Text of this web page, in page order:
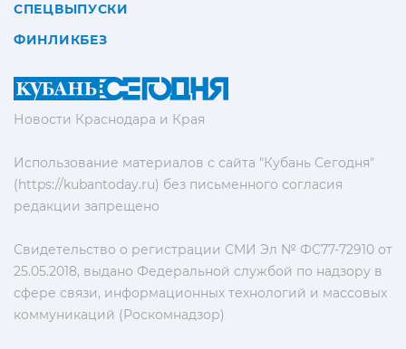
Новости Краснодара и Края
Использование материалов с сайта "Кубань Сегодня"
(https://kubantoday.ru) без письменного согласия
редакции запрещено
Свидетельство о регистрации СМИ Эл № ФС77-72910 от
25.05.2018, выдано Федеральной службой по надзору в
сфере связи, информационных технологий и массовых
коммуникаций (Роскомнадзор)
СПЕЦВЫПУСКИ
ФИНЛИКБЕЗ